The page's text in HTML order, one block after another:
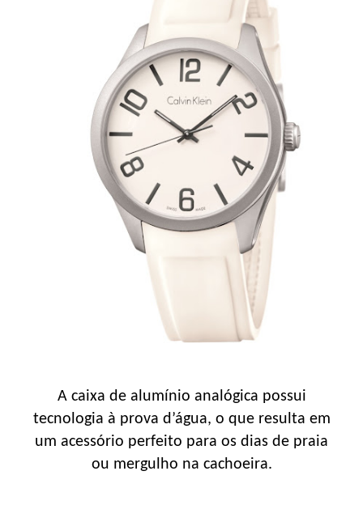
A caixa de alumínio analógica possui
tecnologia à prova d’água, o que resulta em
um acessório perfeito para os dias de praia
ou mergulho na cachoeira.